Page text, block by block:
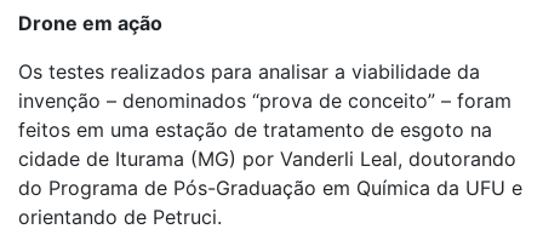
Drone em ação
Os testes realizados para analisar a viabilidade da
invenção – denominados “prova de conceito” – foram
feitos em uma estação de tratamento de esgoto na
cidade de Iturama (MG) por Vanderli Leal, doutorando
do Programa de Pós-Graduação em Química da UFU e
orientando de Petruci.